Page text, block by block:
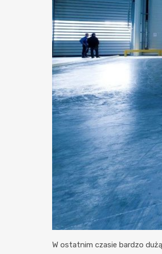
W ostatnim czasie bardzo